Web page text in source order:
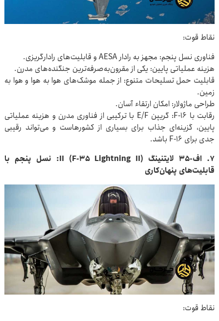
نقاط قوت:
فناوری نسل پنجم: مجهز به رادار AESA و قابلیت‌های رادارگریزی.
هزینه عملیاتی پایین: یکی از مقرون‌به‌صرفه‌ترین جنگنده‌های مدرن.
قابلیت حمل تسلیحات متنوع: از جمله موشک‌های هوا به هوا و هوا به
زمین.
طراحی ماژولار: امکان ارتقاء آسان.
رقابت با F-۱۶: گریپن E/F با ترکیبی از فناوری مدرن و هزینه عملیاتی
پایین، گزینه‌ای جذاب برای بسیاری از کشورهاست و می‌تواند رقیبی
جدی برای F-۱۶ باشد.
۷. اف-۳۵ لایتنینگ II (F-۳۵ Lightning II): نسل پنجم با
قابلیت‌های پنهان‌کاری
نقاط قوت: